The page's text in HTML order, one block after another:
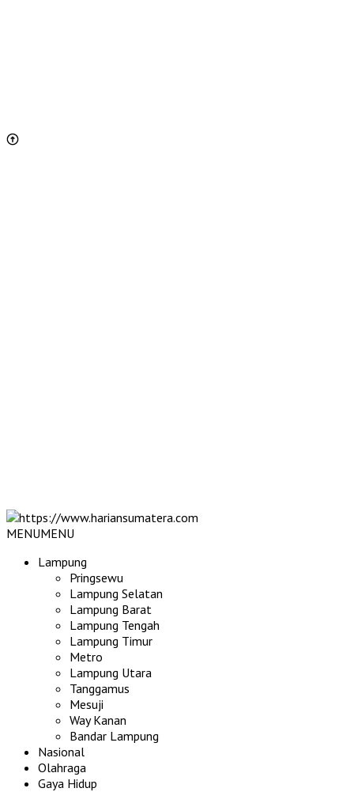
MENUMENU
Lampung
Pringsewu
Lampung Selatan
Lampung Barat
Lampung Tengah
Lampung Timur
Metro
Lampung Utara
Tanggamus
Mesuji
Way Kanan
Bandar Lampung
Nasional
Olahraga
Gaya Hidup